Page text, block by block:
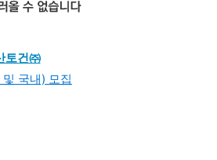
토건㈜
국내) 모집